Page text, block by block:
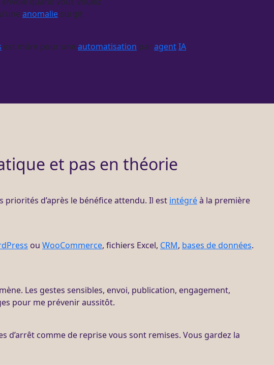
anomalie surgit
est mûre pour une automatisation par agentIA.
et pas en théorie
priorités d’après le bénéfice attendu. Il est intégréà la première
ou WooCommerce, fichiers Excel, CRM, bases de données.
Les gestes sensibles, envoi, publication, engagement,
pour me prévenir aussitôt.
comme de reprise vous sont remises. Vous gardez la